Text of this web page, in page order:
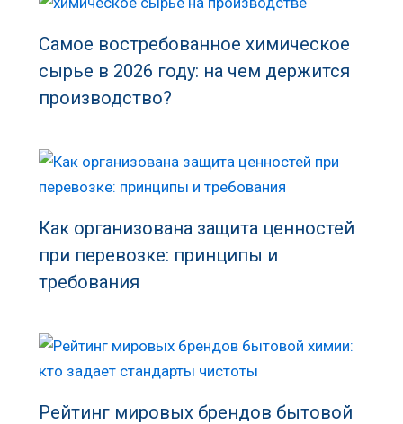
Самое востребованное химическое
сырье в 2026 году: на чем держится
производство?
Как организована защита ценностей
при перевозке: принципы и
требования
Рейтинг мировых брендов бытовой